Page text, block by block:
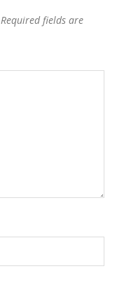
Required fields are